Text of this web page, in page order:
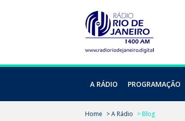
A RÁDIO PROGRAMAÇÃO
Home > A Rádio > Blog